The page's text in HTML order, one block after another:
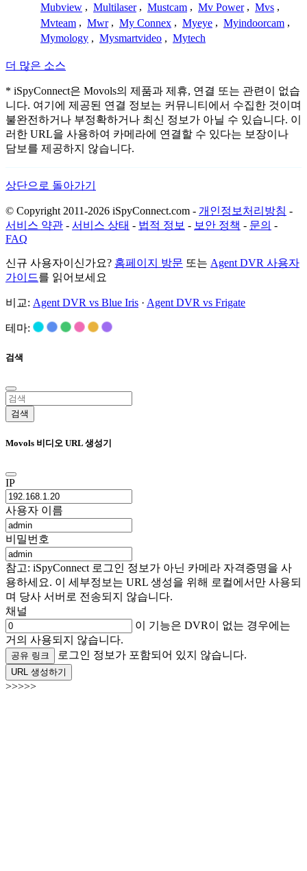
Mubview , Multilaser , Mustcam , Mv Power , Mvs ,
Mvteam , Mwr , My Connex , Myeye , Myindoorcam ,
Mymology , Mysmartvideo , Mytech
더 많은 소스
* iSpyConnect은 Movols의 제품과 제휴, 연결 또는 관련이 없습
니다. 여기에 제공된 연결 정보는 커뮤니티에서 수집한 것이며
불완전하거나 부정확하거나 최신 정보가 아닐 수 있습니다. 이
러한 URL을 사용하여 카메라에 연결할 수 있다는 보장이나
담보를 제공하지 않습니다.
상단으로 돌아가기
© Copyright 2011-2026 iSpyConnect.com - 개인정보처리방침 -
서비스 약관 - 서비스 상태 - 법적 정보 - 보안 정책 - 문의 -
FAQ
신규 사용자이신가요? 홈페이지 방문 또는 Agent DVR 사용자
가이드를 읽어보세요
비교: Agent DVR vs Blue Iris · Agent DVR vs Frigate
테마:
검색
검색
Movols 비디오 URL 생성기
IP
사용자 이름
비밀번호
참고: iSpyConnect 로그인 정보가 아닌 카메라 자격증명을 사
용하세요. 이 세부정보는 URL 생성을 위해 로컬에서만 사용되
며 당사 서버로 전송되지 않습니다.
채널
이 기능은 DVR이 없는 경우에는
거의 사용되지 않습니다.
공유 링크 로그인 정보가 포함되어 있지 않습니다.
URL 생성하기
>>>>>